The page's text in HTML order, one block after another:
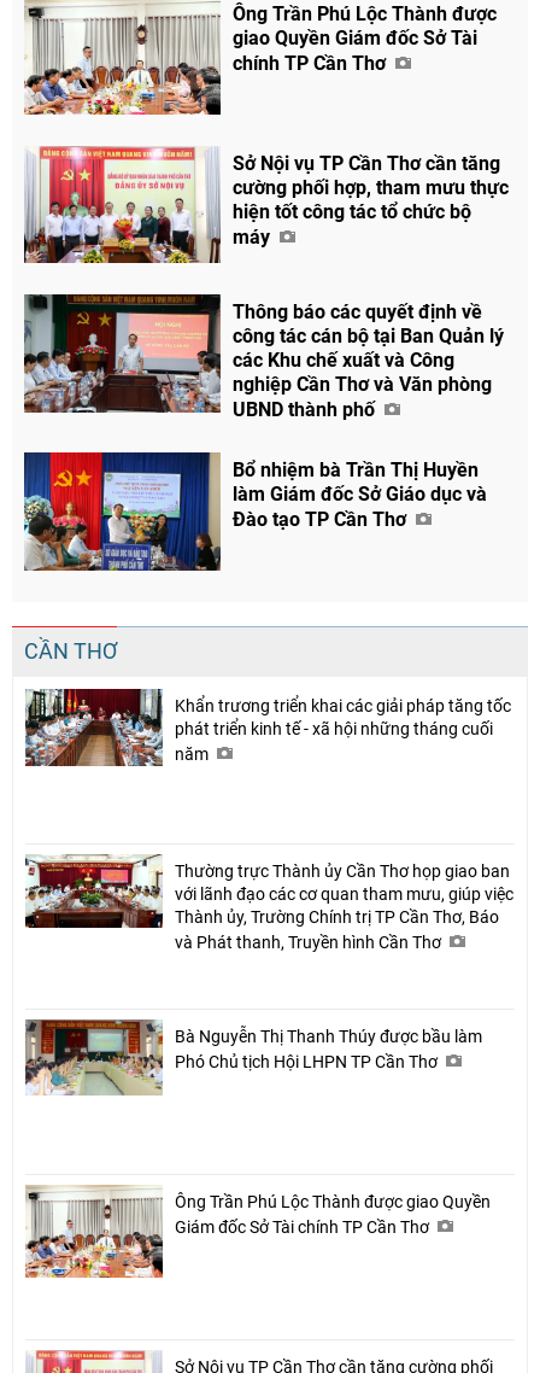
Chia sẻ
Ông Trần Phú Lộc Thành được
giao Quyền Giám đốc Sở Tài
chính TP Cần Thơ
Sở Nội vụ TP Cần Thơ cần tăng
cường phối hợp, tham mưu thực
hiện tốt công tác tổ chức bộ
máy
Thông báo các quyết định về
công tác cán bộ tại Ban Quản lý
các Khu chế xuất và Công
nghiệp Cần Thơ và Văn phòng
UBND thành phố
Bổ nhiệm bà Trần Thị Huyền
làm Giám đốc Sở Giáo dục và
Đào tạo TP Cần Thơ
CẦN THƠ
Khẩn trương triển khai các giải pháp tăng tốc
phát triển kinh tế - xã hội những tháng cuối
năm
Thường trực Thành ủy Cần Thơ họp giao ban
với lãnh đạo các cơ quan tham mưu, giúp việc
Thành ủy, Trường Chính trị TP Cần Thơ, Báo
và Phát thanh, Truyền hình Cần Thơ
Bà Nguyễn Thị Thanh Thúy được bầu làm
Phó Chủ tịch Hội LHPN TP Cần Thơ
Ông Trần Phú Lộc Thành được giao Quyền
Giám đốc Sở Tài chính TP Cần Thơ
Sở Nội vụ TP Cần Thơ cần tăng cường phối